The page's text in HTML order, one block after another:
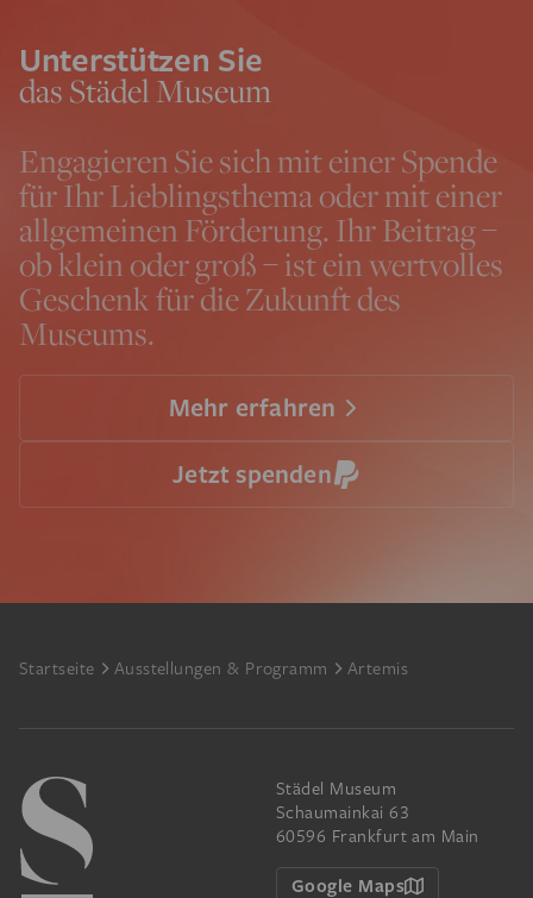
Unterstützen Sie
das Städel Museum
Engagieren Sie sich mit einer Spende
für Ihr Lieblingsthema oder mit einer
allgemeinen Förderung. Ihr Beitrag –
ob klein oder groß – ist ein wertvolles
Geschenk für die Zukunft des
Museums.
Mehr erfahren
Jetzt spenden
Footer
Startseite Ausstellungen & Programm Artemis
Städel Museum
Schaumainkai 63
60596 Frankfurt am Main
Google Maps